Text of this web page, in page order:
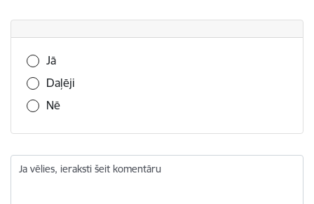
Vai šī informācija bija noderīga?
Jā
Daļēji
Nē
Ja vēlies, ieraksti šeit komentāru